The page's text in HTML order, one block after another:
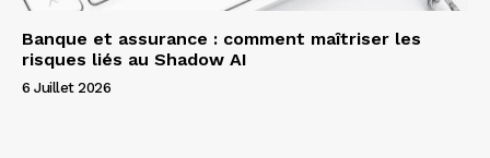
Banque et assurance : comment maîtriser les
risques liés au Shadow AI
6 Juillet 2026